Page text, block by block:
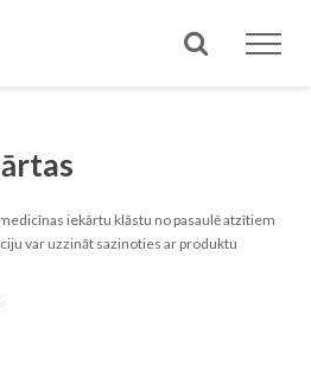
Meklēt
iekārtu klāstu no pasaulē atzītiem
var uzzināt sazinoties ar produktu